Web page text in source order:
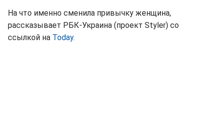
На что именно сменила привычку женщина,
рассказывает РБК-Украина (проект Styler) со
ссылкой на Today.